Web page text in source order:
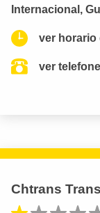
Internacional,
ver horario
ver telefone
Chtrans